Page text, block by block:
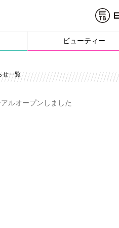
ビューティー
せ一覧
ルオープンしました